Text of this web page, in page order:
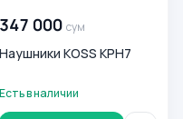
347 000 сум
Наушники KOSS KPH7
Есть в наличии